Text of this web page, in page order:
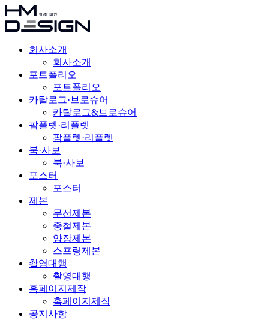
회사소개
회사소개
포트폴리오
포트폴리오
카탈로그·브로슈어
카탈로그&브로슈어
팜플렛·리플렛
팜플렛·리플렛
북·사보
북·사보
포스터
포스터
제본
무선제본
중철제본
양장제본
스프링제본
촬영대행
촬영대행
홈페이지제작
홈페이지제작
공지사항